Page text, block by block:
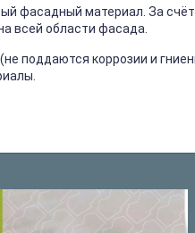
фасадный материал. За
всей области фасада.
поддаются коррозии и